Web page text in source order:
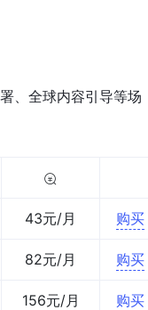
、全球内容引导等场
43元/月 购买
82元/月 购买
156元/月 购买